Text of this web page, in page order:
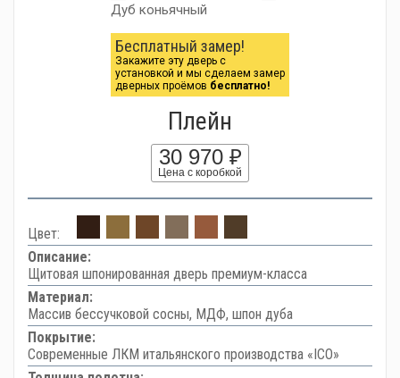
Дуб коньячный
Бесплатный замер!
Закажите эту дверь с
установкой и мы сделаем замер
дверных проёмов бесплатно!
Плейн
30 970 ₽
Цена с коробкой
Цвет:
Описание:
Щитовая шпонированная дверь премиум-класса
Материал:
Массив бессучковой сосны, МДФ, шпон дуба
Покрытие:
Современные ЛКМ итальянского производства «ICO»